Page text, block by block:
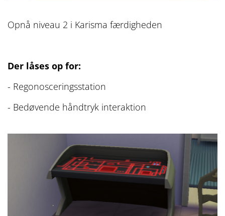
Opnå niveau 2 i Karisma færdigheden
Der låses op for:
- Regonosceringsstation
- Bedøvende håndtryk interaktion